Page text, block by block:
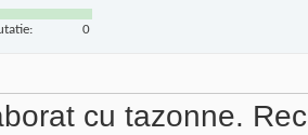
0
cu tazonne.